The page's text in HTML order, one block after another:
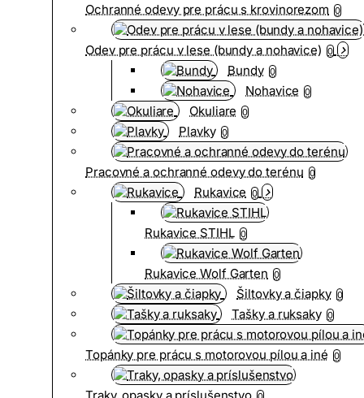
Ochranné odevy pre prácu s krovinorezom 0
Odev pre prácu v lese (bundy a nohavice) 0
Bundy 0
Nohavice 0
Okuliare 0
Plavky 0
Pracovné a ochranné odevy do terénu 0
Rukavice 0
Rukavice STIHL 0
Rukavice Wolf Garten 0
Šiltovky a čiapky 0
Tašky a ruksaky 0
Topánky pre prácu s motorovou pílou a iné 0
Traky, opasky a príslušenstvo